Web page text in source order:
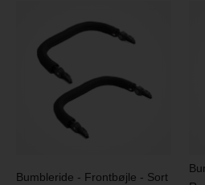
Bumbleride - Frontbøjle - Sort